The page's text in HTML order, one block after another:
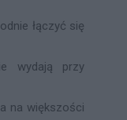
łączyć się
wydają przy
na większości